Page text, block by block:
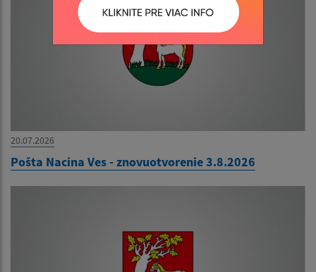
20.07.2026
Pošta Nacina Ves - znovuotvorenie 3.8.2026